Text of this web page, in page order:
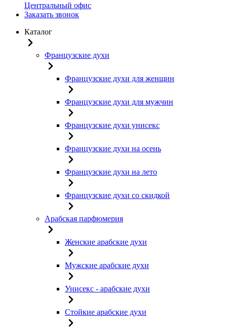
Центральный офис
Заказать звонок
Каталог
Французские духи
Французские духи для женщин
Французские духи для мужчин
Французские духи унисекс
Французские духи на осень
Французские духи на лето
Французские духи со скидкой
Арабская парфюмерия
Женские арабские духи
Мужские арабские духи
Унисекс - арабские духи
Стойкие арабские духи